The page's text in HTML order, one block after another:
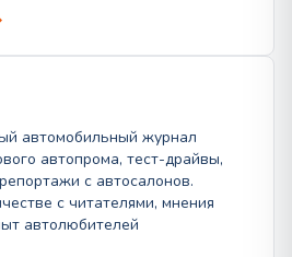
автомобильный журнал
автопрома, тест-драйвы,
с автосалонов.
с читателями, мнения
автолюбителей